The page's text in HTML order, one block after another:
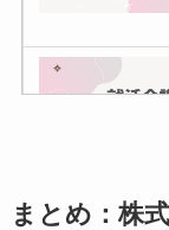
まとめ：株